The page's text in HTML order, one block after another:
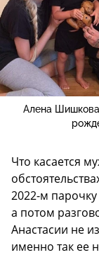
Алена Шишкова
Что касается
2022-м
а потом
Анастасии не
именно так ее